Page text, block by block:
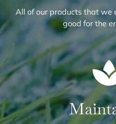
All of our products that we
good for the